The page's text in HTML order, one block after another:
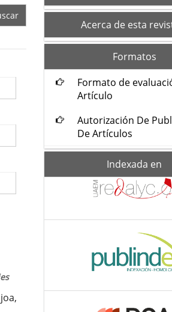
acerca-Acerca de esta
Formatos
Formato de
Artículo
Autorización De
De Artículos
Indexada en